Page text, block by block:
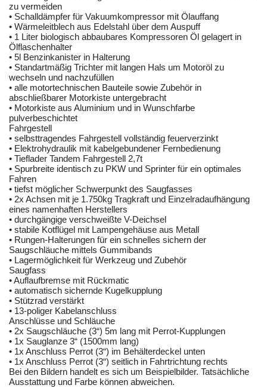
zu vermeiden
• Schalldämpfer für Vakuumkompressor mit Ölauffang
• Wärmeleitblech aus Edelstahl über dem Auspuff
• 1 Liter biologisch abbaubares Kompressoren Öl gelagert in
Ölflaschenhalter
• 5l Benzinkanister in Halterung
• Standartmäßig Trichter mit langen Hals um Motoröl zu
wechseln und nachzufüllen
• alle motortechnischen Bauteile sowie Zubehör in
abschließbarer Motorkiste untergebracht
• Motorkiste aus Aluminium und in Wunschfarbe
pulverbeschichtet
Fahrgestell
• selbsttragendes Fahrgestell vollständig feuerverzinkt
• Elektrohydraulik mit kabelgebundener Fernbedienung
• Tieflader Tandem Fahrgestell 2,7t
• Spurbreite identisch zu PKW und Sprinter für ein optimales
Fahren
• tiefst möglicher Schwerpunkt des Saugfasses
• 2x Achsen mit je 1.750kg Tragkraft und Einzelradaufhängung
eines namenhaften Herstellers
• durchgängige verschweißte V-Deichsel
• stabile Kotflügel mit Lampengehäuse aus Metall
• Rungen-Halterungen für ein schnelles sichern der
Saugschläuche mittels Gummibands
• Lagermöglichkeit für Werkzeug und Zubehör
Saugfass
• Auflaufbremse mit Rückmatic
• automatisch sichernde Kugelkupplung
• Stützrad verstärkt
• 13-poliger Kabelanschluss
Anschlüsse und Schläuche
• 2x Saugschläuche (3“) 5m lang mit Perrot-Kupplungen
• 1x Sauglanze 3“ (1500mm lang)
• 1x Anschluss Perrot (3“) im Behälterdeckel unten
• 1x Anschluss Perrot (3“) seitlich in Fahrtrichtung rechts
Bei den Bildern handelt es sich um Beispielbilder. Tatsächliche
Ausstattung und Farbe können abweichen.